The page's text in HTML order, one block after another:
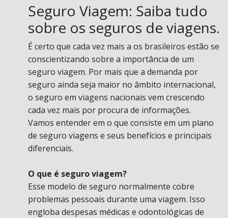
Seguro Viagem: Saiba tudo
sobre os seguros de viagens.
É certo que cada vez mais a os brasileiros estão se
conscientizando sobre a importância de um
seguro viagem. Por mais que a demanda por
seguro ainda seja maior no âmbito internacional,
o seguro em viagens nacionais vem crescendo
cada vez mais por procura de informações.
Vamos entender em o que consiste em um plano
de seguro viagens e seus benefícios e principais
diferenciais.
O que é seguro viagem?
Esse modelo de seguro normalmente cobre
problemas pessoais durante uma viagem. Isso
engloba despesas médicas e odontológicas de